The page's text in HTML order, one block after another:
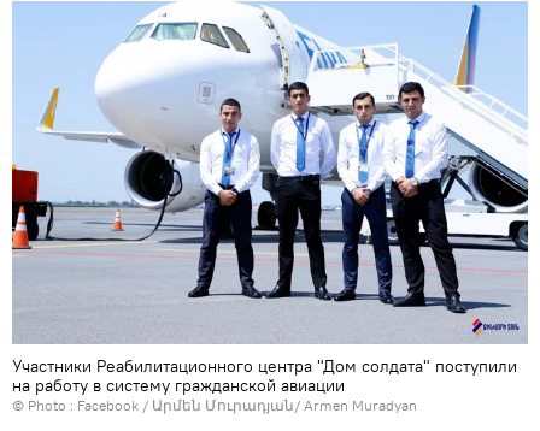
Участники Реабилитационного центра "Дом солдата" поступили
на работу в систему гражданской авиации
© Photo : Facebook / Արմեն Մուրադյան/ Armen Muradyan